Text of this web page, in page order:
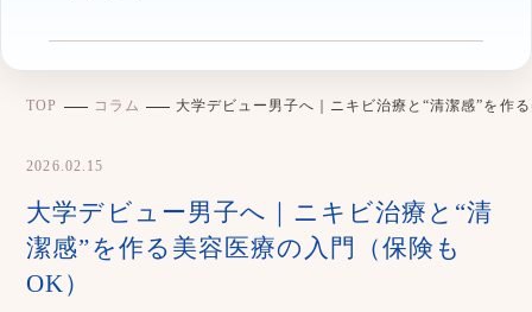
TOP コラム 大学デビュー男子へ｜ニキビ治療と“清潔感”を作
2026.02.15
大学デビュー男子へ｜ニキビ治療と“清
潔感”を作る美容医療の入門（保険も
OK）